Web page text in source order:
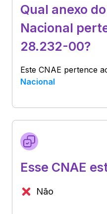
Qual anexo
Nacional
28.232-00?
Este CNAE pertence
Nacional
Esse CNAE
Não